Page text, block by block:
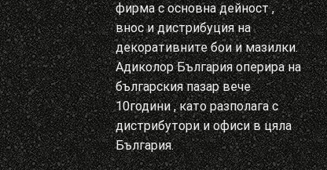
фирма с основна дейност ,
внос и дистрибуция на
декоративните бои и мазилки.
Адиколор България оперира на
българския пазар вече
10години , като разполага с
дистрибутори и офиси в цяла
България.